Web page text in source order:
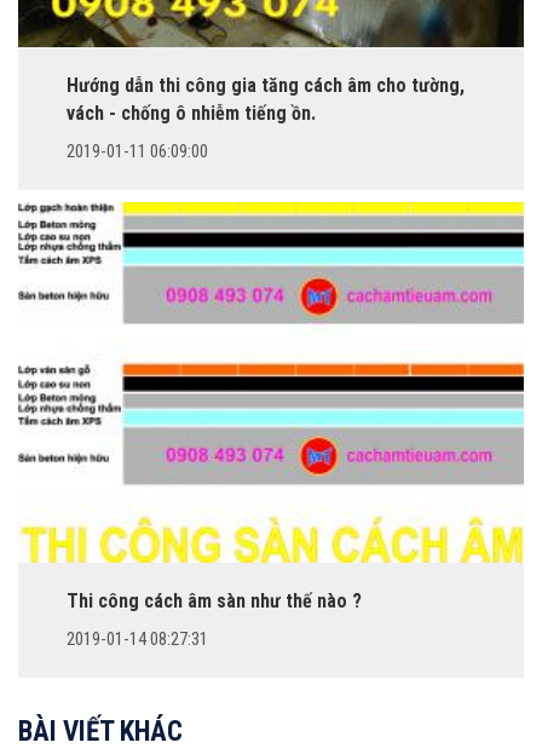
Hướng dẫn thi công gia tăng cách âm cho tường,
vách - chống ô nhiễm tiếng ồn.
2019-01-11 06:09:00
Thi công cách âm sàn như thế nào ?
2019-01-14 08:27:31
BÀI VIẾT KHÁC